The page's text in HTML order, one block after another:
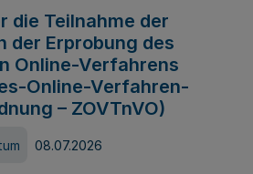
die Teilnahme der
der Erprobung des
Online-Verfahrens
Online-Verfahren-
– ZOVTnVO)
08.07.2026